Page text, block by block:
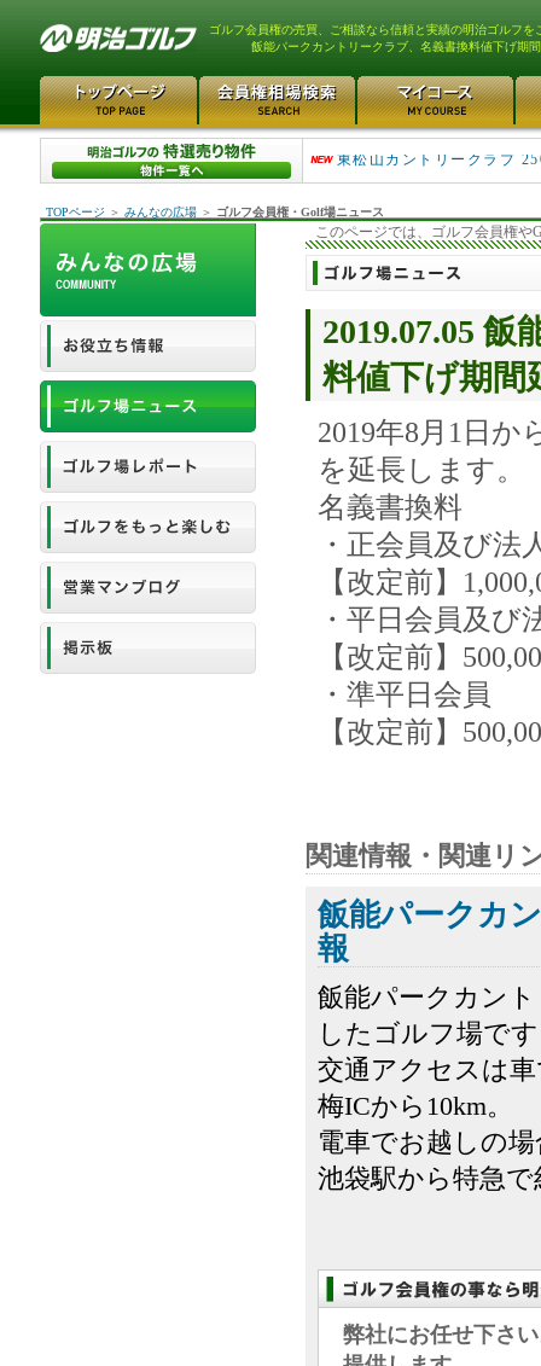
ゴルフ会員権の売買、ご相談なら信頼と実績の明治ゴルフを
飯能パークカントリークラブ、名義書換料値下げ期
平塚富士見カントリーク
東松山カントリークラブ
TOPページ ＞ みんなの広場 ＞ ゴルフ会員権・Golf場ニュース
このページでは、ゴルフ会員権や
2019.07.05
料値下げ期間
2019年8月1日か
を延長します。
名義書換料
・正会員及び法
【改定前】
・平日会員及び
【改定前】
・準平日会員
【改定前】
関連情報・関連リ
飯能パークカ
報
飯能パークカン
したゴルフ場で
交通アクセスは
梅ICから10km。
電車でお越しの
池袋駅から特急
弊社にお任せ下さ